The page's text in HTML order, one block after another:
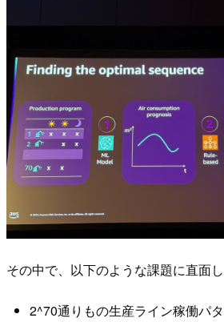
その中で、以下のような課題に直面
2^70通りもの生産ライン稼働パ